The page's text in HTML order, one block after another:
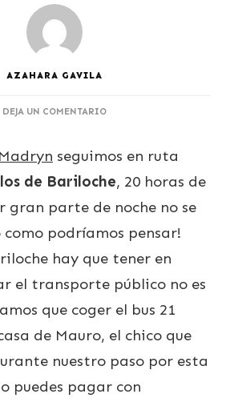
AZAHARA GAVILA
DEJA UN COMENTARIOEN
DE
seguimos en ruta
de Bariloche, 20 horas de
gran parte de noche no se
podríamos pensar!
hay que tener en
el transporte público no es
que coger el bus 21
de Mauro, el chico que
nuestro paso por esta
puedes pagar con